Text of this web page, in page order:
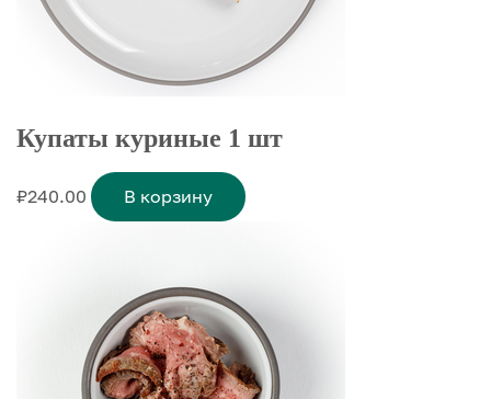
Купаты куриные 1 шт
₽240.00 В корзину